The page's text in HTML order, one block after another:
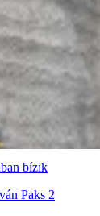
bízik
Paks 2